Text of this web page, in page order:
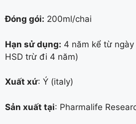
Đóng gói: 200ml/chai
Hạn sử dụng: 4 năm kể từ
HSD trừ đi 4 năm)
Xuất xứ: Ý (italy)
Sản xuất tại: Pharmalife